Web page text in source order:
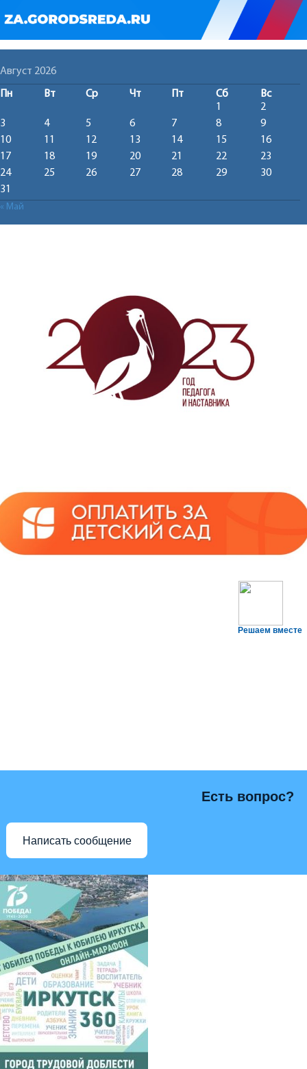
Август 2026
Пн Вт Ср Чт Пт Сб
Вс
1
2
3
4 5 6 7 8
9
10
11 12 13 14 15
16
17
18 19 20 21 22
23
24
25 26 27 28 29
30
31
« Май
Решаем вместе
Есть вопрос?
Написать сообщение